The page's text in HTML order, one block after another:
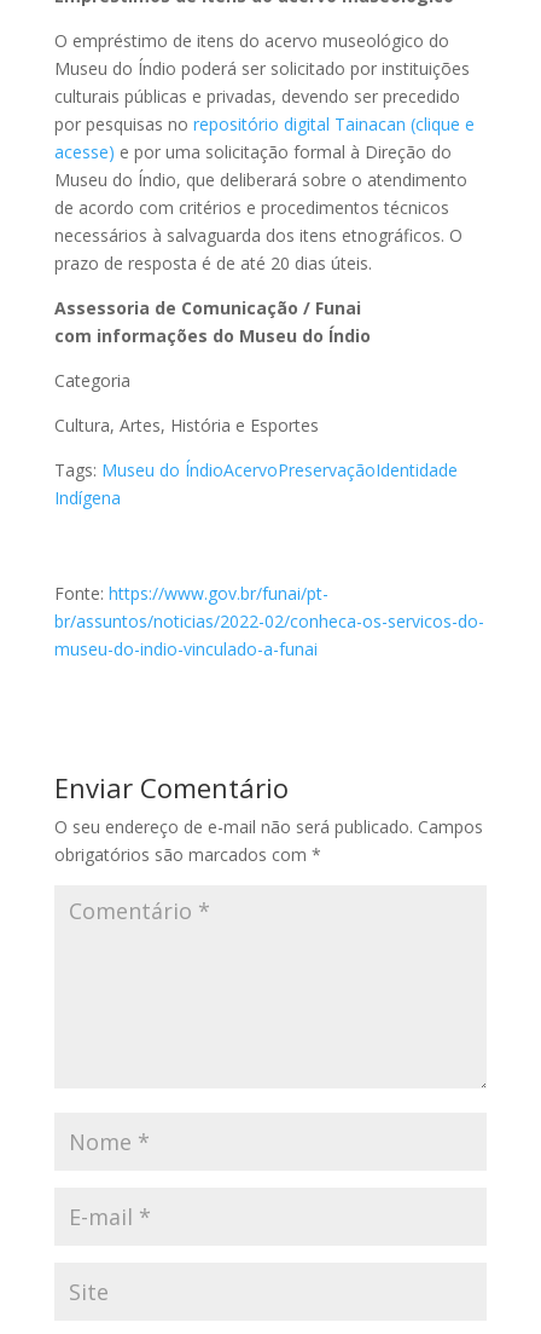
O empréstimo de itens do acervo museológico do
Museu do Índio poderá ser solicitado por instituições
culturais públicas e privadas, devendo ser precedido
por pesquisas no repositório digital Tainacan (clique e
acesse) e por uma solicitação formal à Direção do
Museu do Índio, que deliberará sobre o atendimento
de acordo com critérios e procedimentos técnicos
necessários à salvaguarda dos itens etnográficos. O
prazo de resposta é de até 20 dias úteis.
Assessoria de Comunicação / Funai
com informações do Museu do Índio
‌Categoria
Cultura, Artes, História e Esportes
Tags: Museu do ÍndioAcervoPreservaçãoIdentidade
Indígena
Fonte: https://www.gov.br/funai/pt-
br/assuntos/noticias/2022-02/conheca-os-servicos-do-
museu-do-indio-vinculado-a-funai
Enviar Comentário
O seu endereço de e-mail não será publicado. Campos
obrigatórios são marcados com *